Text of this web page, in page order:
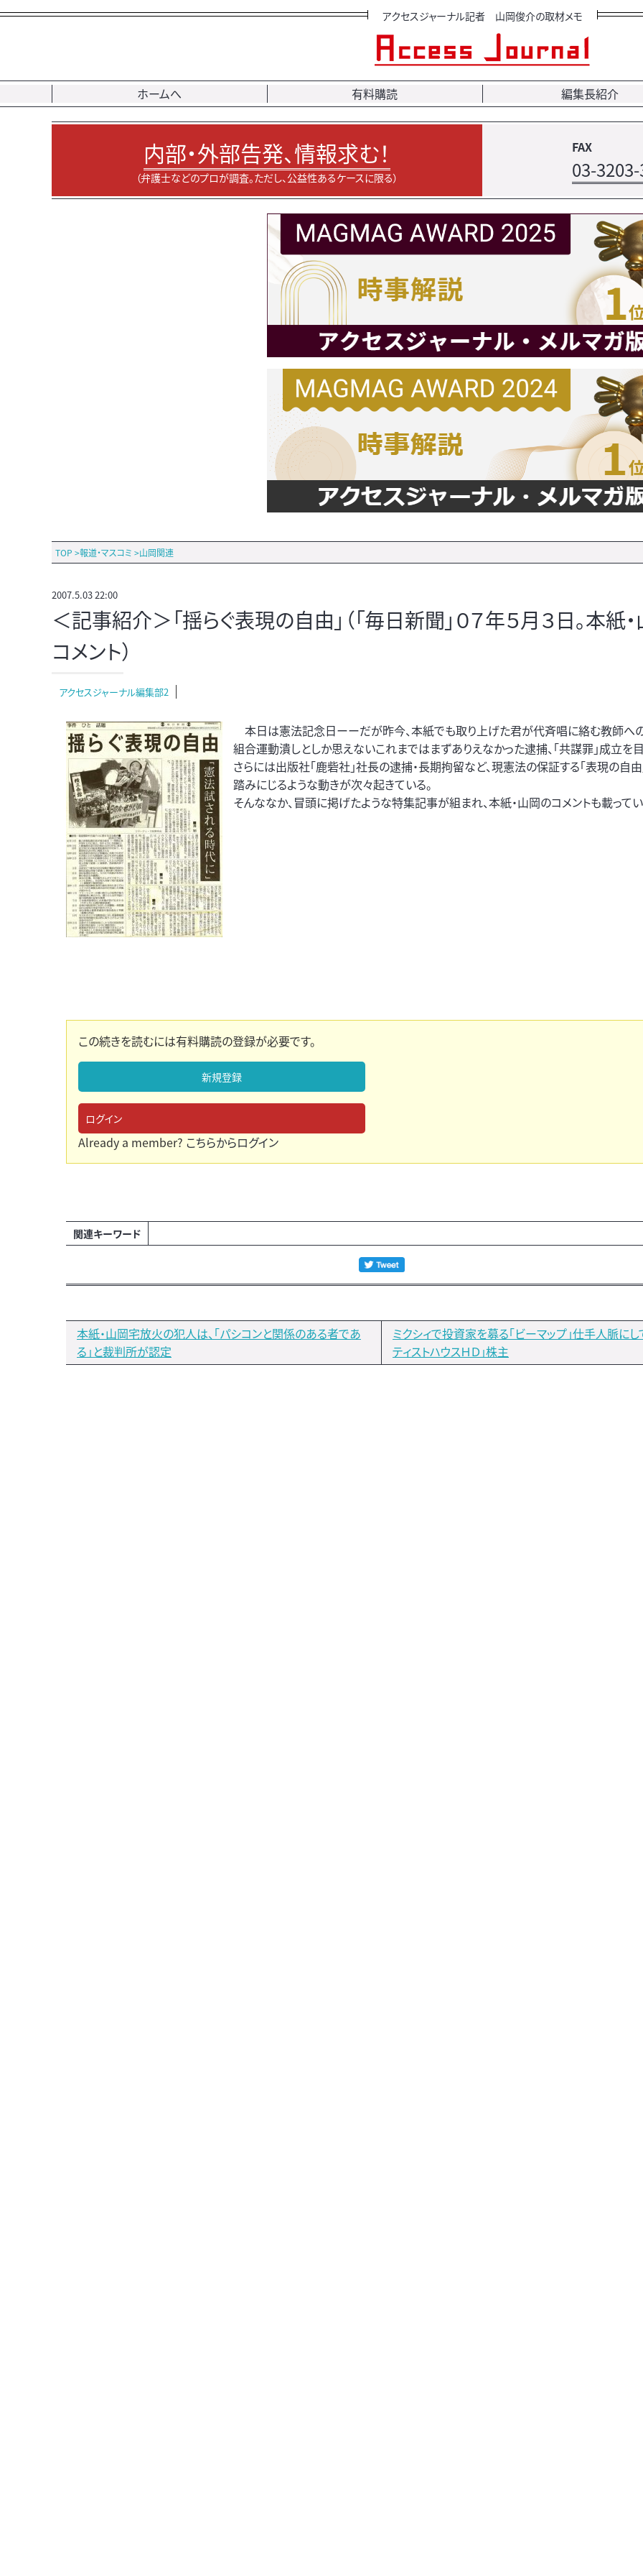
アクセスジャーナル記者 山岡俊介の取材メモ
ホームへ 有料購読 編集長紹介
内部・外部告発、情報求む！
（弁護士などのプロが調査。ただし、公益性あるケースに限る）
FAX
03-
TOP >報道・マスコミ >山岡関連
2007.5.03 22:00
＜記事紹介＞「揺らぐ表現の自由」（「毎日新聞」０７年５月３日。本紙
コメント）
アクセスジャーナル編集部2
本日は憲法記念日ーーだが昨今、本紙でも取り上げた君が代斉唱に絡む教師へ
組合運動潰しとしか思えないこれまではまずありえなかった逮捕、「共謀罪」成立を
さらには出版社「鹿砦社」社長の逮捕・長期拘留など、現憲法の保証する「表現の自
踏みにじるような動きが次々起きている。
そんななか、冒頭に掲げたような特集記事が組まれ、本紙・山岡のコメントも載ってい
この続きを読むには有料購読の登録が必要です。
新規登録
ログイン
Already a member? こちらからログイン
関連キーワード
本紙・山岡宅放火の犯人は、「パシコンと関係のある者であ
る」と裁判所が認定
ミクシィで投資家を募る「ビーマップ」仕手人脈にし
ティストハウスＨＤ」株主